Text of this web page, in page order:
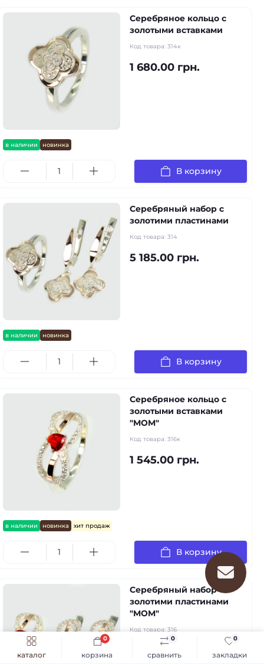
каталог сравнить
0
закладки
0
корзина
0
в наличии новинка
Серебряное кольцо с
золотыми вставками
Код товара: 314к
1 680.00 грн.
В корзину
в наличии новинка
Серебряный набор с
золотими пластинами
Код товара: 314
5 185.00 грн.
В корзину
в наличии новинка хит продаж
Серебряное кольцо с
золотыми вставками
"MOM"
Код товара: 316к
1 545.00 грн.
В корзину
Серебряный набор с
золотими пластинами
"MOM"
Код товара: 316
4 550.00 грн.